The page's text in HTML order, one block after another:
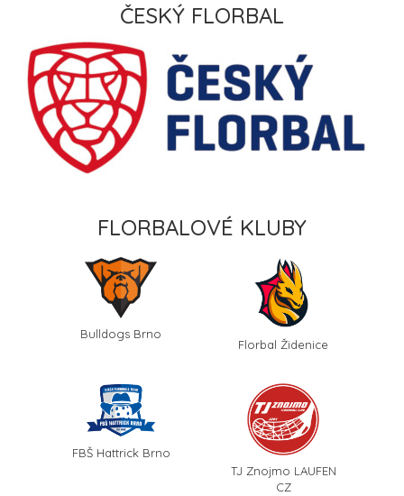
ČESKÝ FLORBAL
FLORBALOVÉ KLUBY
Bulldogs Brno
Florbal Židenice
FBŠ Hattrick Brno
TJ Znojmo LAUFEN
CZ